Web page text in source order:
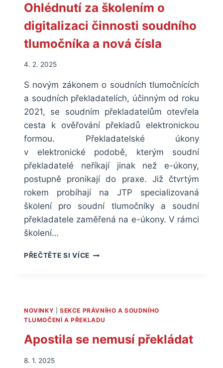
PŘED
TAKOVÝM
NÁVRHEM
OPAKOVANĚ
VARUJE.
Ohlédnutí za školením o
digitalizaci činnosti soudního
tlumočníka a nová čísla
4. 2. 2025
S novým zákonem o soudních tlumočnících
a soudních překladatelích, účinným od roku
2021, se soudním překladatelům otevřela
cesta k ověřování překladů elektronickou
formou. Překladatelské úkony
v elektronické podobě, kterým soudní
překladatelé neříkají jinak než e-úkony,
postupně pronikají do praxe. Již čtvrtým
rokem probíhají na JTP specializovaná
školení pro soudní tlumočníky a soudní
překladatele zaměřená na e-úkony. V rámci
školení…
PŘEČTĚTE SI VÍCEOHLÉDNUTÍ
ČINNOSTI
SOUDNÍHO
A
NOVINKY
SEKCE PRÁVNÍHO A SOUDNÍHO
TLUMOČENÍ A PŘEKLADU
Apostila se nemusí překládat
8. 1. 2025